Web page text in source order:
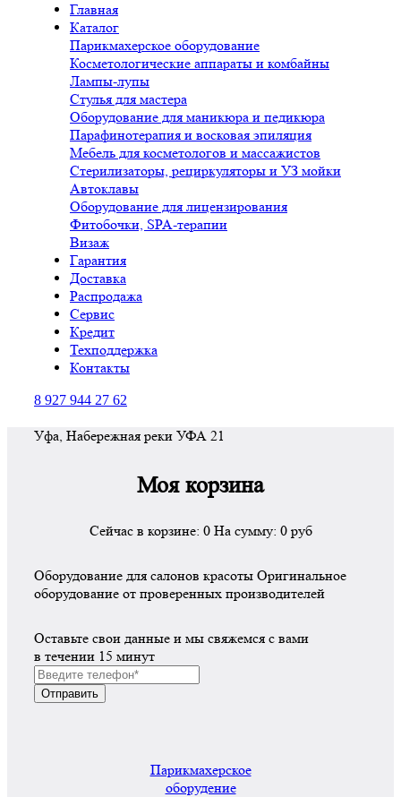
Главная
Каталог
Парикмахерское оборудование
Косметологические аппараты и комбайны
Лампы-лупы
Стулья для мастера
Оборудование для маникюра и педикюра
Парафинотерапия и восковая эпиляция
Мебель для косметологов и массажистов
Стерилизаторы, рециркуляторы и УЗ мойки
Автоклавы
Оборудование для лицензирования
Фитобочки, SPA-терапии
Визаж
Гарантия
Доставка
Распродажа
Сервис
Кредит
Техподдержка
Контакты
8 927 944 27 62
Уфа, Набережная реки УФА 21
Моя корзина
Сейчас в корзине: 0 На сумму: 0 руб
Оборудование для салонов красоты Оригинальное
оборудование от проверенных производителей
Оставьте свои данные и мы свяжемся с вами
в течении 15 минут
Парикмахерское
оборудение